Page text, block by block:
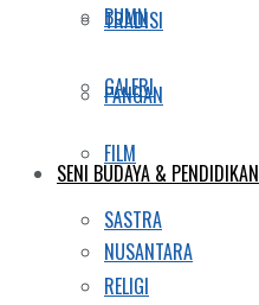
TRADISI
GALERI
FILM
SASTRA
RELIGI
BUMN
PANGAN
SENI BUDAYA & PENDIDIKAN
NUSANTARA